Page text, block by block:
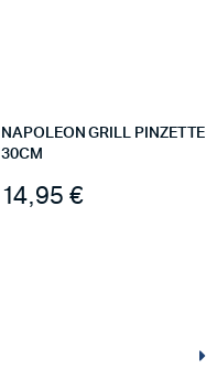
NAPOLEON GRILL PINZETTE
30CM
14,95 €